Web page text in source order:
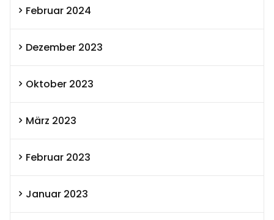
Februar 2024
Dezember 2023
Oktober 2023
März 2023
Februar 2023
Januar 2023